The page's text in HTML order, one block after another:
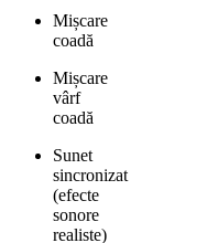
Mișcare
coadă
Mișcare
vârf
coadă
Sunet
sincronizat
(efecte
sonore
realiste)